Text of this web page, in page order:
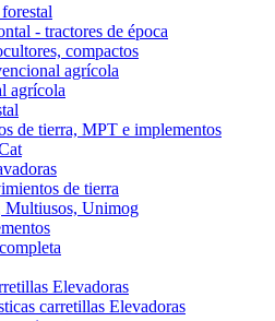
- tractores de época
compactos
agrícola
agrícola
de tierra, MPT e implementos
de tierra
Multiusos, Unimog
Elevadoras
carretillas Elevadoras